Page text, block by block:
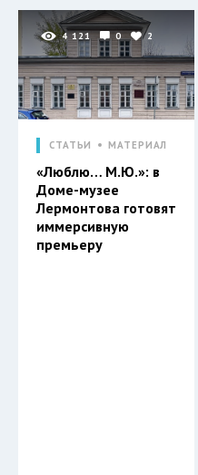
4 121 0 2
СТАТЬИ МАТЕРИАЛ
«Люблю… М.Ю.»: в
Доме-музее
Лермонтова готовят
иммерсивную
премьеру